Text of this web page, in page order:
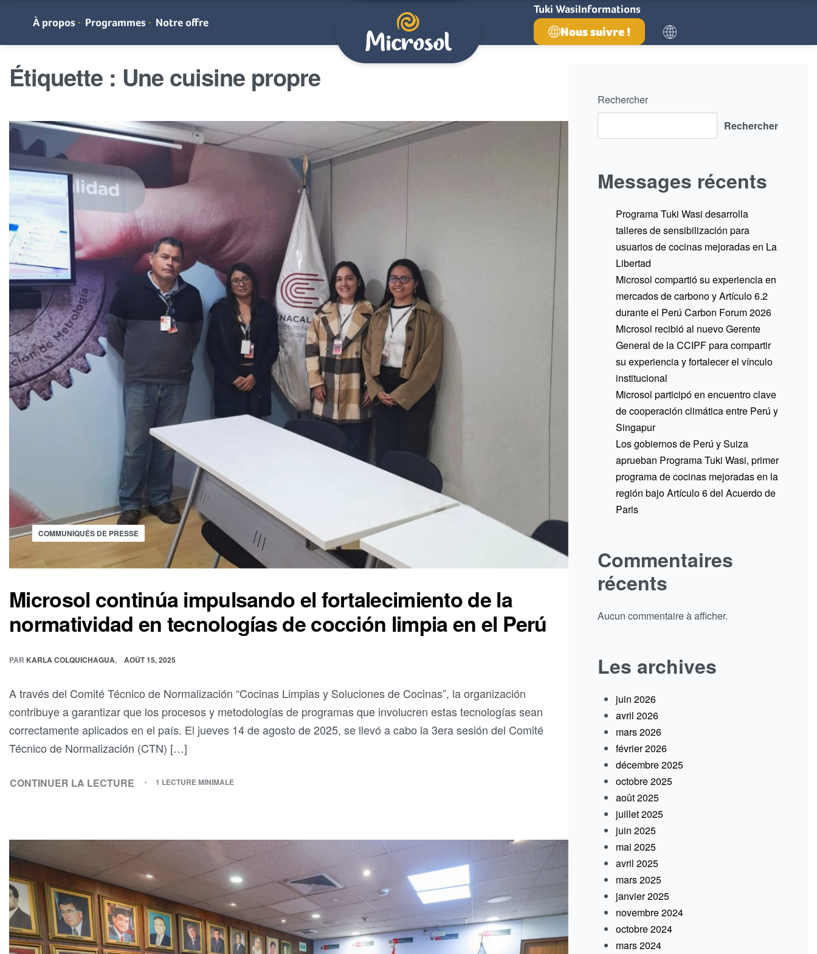
À propos Programmes Notre offre
Tuki WasiInformations
Nous suivre !
Étiquette : Une cuisine propre
COMMUNIQUÉS DE PRESSE
Microsol continúa impulsando el fortalecimiento de la
normatividad en tecnologías de cocción limpia en el Perú
PAR KARLA COLQUICHAGUA AOÛT 15, 2025
A través del Comité Técnico de Normalización “Cocinas Limpias y Soluciones de Cocinas”, la organización
contribuye a garantizar que los procesos y metodologías de programas que involucren estas tecnologías sean
correctamente aplicados en el país. El jueves 14 de agosto de 2025, se llevó a cabo la 3era sesión del Comité
Técnico de Normalización (CTN) […]
CONTINUER LA LECTURE 1 LECTURE MINIMALE
Rechercher
Rechercher
Messages récents
Programa Tuki Wasi desarrolla
talleres de sensibilización para
usuarios de cocinas mejoradas en La
Libertad
Microsol compartió su experiencia en
mercados de carbono y Artículo 6.2
durante el Perú Carbon Forum 2026
Microsol recibió al nuevo Gerente
General de la CCIPF para compartir
su experiencia y fortalecer el vínculo
institucional
Microsol participó en encuentro clave
de cooperación climática entre Perú y
Singapur
Los gobiernos de Perú y Suiza
aprueban Programa Tuki Wasi, primer
programa de cocinas mejoradas en la
región bajo Artículo 6 del Acuerdo de
Paris
Commentaires
récents
Aucun commentaire à afficher.
Les archives
juin 2026
avril 2026
mars 2026
février 2026
décembre 2025
octobre 2025
août 2025
juillet 2025
juin 2025
mai 2025
avril 2025
mars 2025
janvier 2025
novembre 2024
octobre 2024
mars 2024